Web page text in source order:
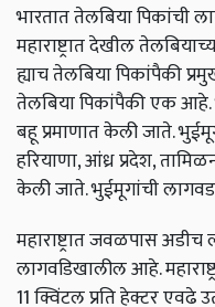
भारतात तेलबिया पिकांची
महाराष्ट्रात देखील
ह्याच तेलबिया पिकांपैकी
तेलबिया पिकांपैकी एक आहे.
बहू प्रमाणात केली जाते.
हरियाणा, आंध्र प्रदेश,
केली जाते. भुईमूगांची
महाराष्ट्रात जवळपास
लागवडिखालील आहे.
11 क्विंटल प्रति हेक्टर एवढे